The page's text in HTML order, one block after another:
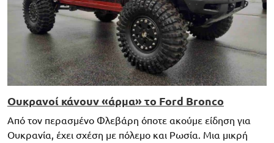
Ουκρανοί κάνουν «άρμα» το Ford Bronco
Από τον περασμένο Φλεβάρη όποτε ακούμε είδηση για
Ουκρανία, έχει σχέση με πόλεμο και Ρωσία. Μια μικρή